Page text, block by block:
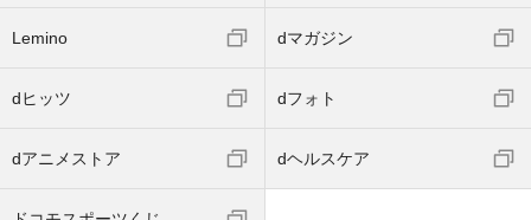
Lemino dマガジン
dヒッツ dフォト
dアニメストア dヘルスケア